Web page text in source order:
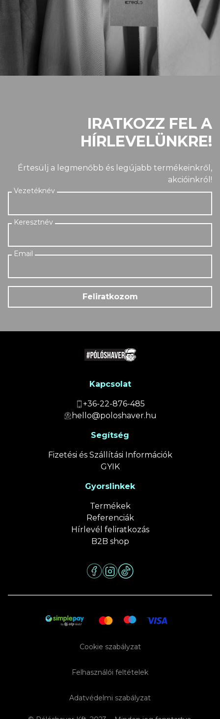
IRATKOZZ FEL A
HÍRLEVELÜNKRE!
Értesülj a legmenőbb és legújabb termékeinkről,
akcióinkról!
Feliratkozom
Kapcsolat
+36-22-876-485
hello@poloshaver.hu
Segítség
Fizetési és Szállítási Információk
GYIK
Gyorslinkek
Termékek
Referenciák
Hírlevél feliratkozás
B2B shop
Adatvédelmi szabályzat
Felhasználói feltételek
Cookie szabályzat